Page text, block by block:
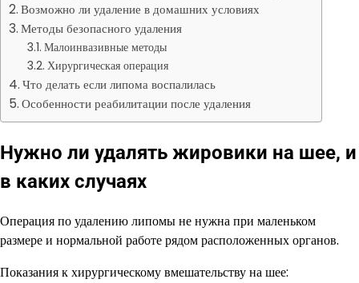
Возможно ли удаление в домашних условиях
Методы безопасного удаления
Малоинвазивные методы
Хирургическая операция
Что делать если липома воспалилась
Особенности реабилитации после удаления
Нужно ли удалять жировики на шее, и
в каких случаях
Операция по удалению липомы не нужна при маленьком
размере и нормальной работе рядом расположенных органов.
Показания к хирургическому вмешательству на шее: